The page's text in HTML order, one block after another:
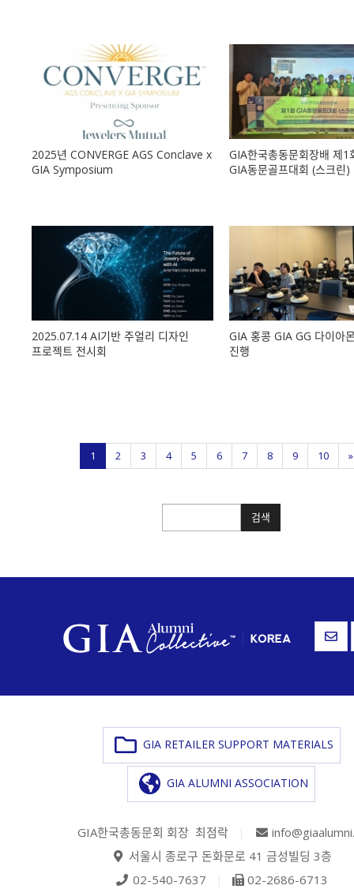
2025년 CONVERGE AGS Conclave x
GIA Symposium
GIA한국총동문회장배 제1
GIA동문골프대회 (스크린)
2025.07.14 AI기반 주얼리 디자인
프로젝트 전시회
GIA 홍콩 GIA GG 다이아
진행
1 2 3 4 5 6 7 8 9 10 »
검색
GIA RETAILER SUPPORT MATERIALS
GIA ALUMNI ASSOCIATION
GIA한국총동문회 회장 최점락
서울시 종로구 돈화문로 41 금성빌딩 3층
02-540-7637
02-2686-6713